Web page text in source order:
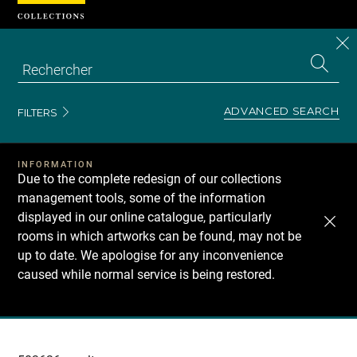
FILTERS ADVANCED SEARCH
INFORMATION
Due to the complete redesign of our collections
management tools, some of the information
displayed in our online catalogue, particularly
rooms in which artworks can be found, may not be
up to date. We apologise for any inconvenience
caused while normal service is being restored.
Recherche
Cookies management panel